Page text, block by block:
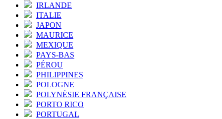
IRLANDE
ITALIE
JAPON
MAURICE
MEXIQUE
PAYS-BAS
PÉROU
PHILIPPINES
POLOGNE
POLYNÉSIE FRANÇAISE
PORTO RICO
PORTUGAL